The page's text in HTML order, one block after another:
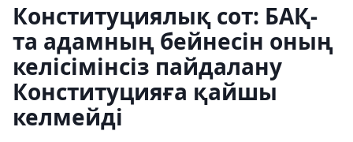
Конституциялық сот: БАҚ-
та адамның бейнесін оның
келісімінсіз пайдалану
Конституцияға қайшы
келмейді